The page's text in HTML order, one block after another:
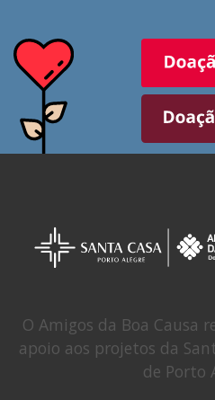
O Amigos da Boa Causa
apoio aos projetos da
de Porto